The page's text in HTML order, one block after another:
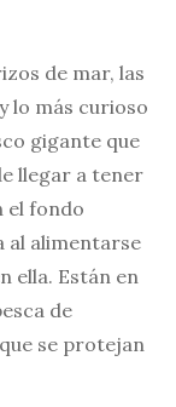
de mar, las
lo más curioso
gigante que
llegar a tener
el fondo
al alimentarse
ella. Están en
de
se protejan